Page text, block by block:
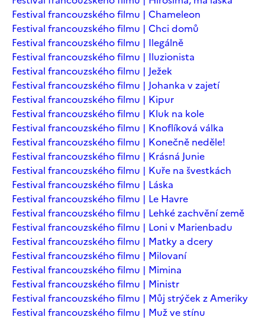
Festival francouzského filmu | Chameleon
Festival francouzského filmu | Chci domů
Festival francouzského filmu | Ilegálně
Festival francouzského filmu | Iluzionista
Festival francouzského filmu | Ježek
Festival francouzského filmu | Johanka v zajetí
Festival francouzského filmu | Kipur
Festival francouzského filmu | Kluk na kole
Festival francouzského filmu | Knoflíková válka
Festival francouzského filmu | Konečně neděle!
Festival francouzského filmu | Krásná Junie
Festival francouzského filmu | Kuře na švestkách
Festival francouzského filmu | Láska
Festival francouzského filmu | Le Havre
Festival francouzského filmu | Lehké zachvění země
Festival francouzského filmu | Loni v Marienbadu
Festival francouzského filmu | Matky a dcery
Festival francouzského filmu | Milovaní
Festival francouzského filmu | Mimina
Festival francouzského filmu | Ministr
Festival francouzského filmu | Můj strýček z Ameriky
Festival francouzského filmu | Muž ve stínu